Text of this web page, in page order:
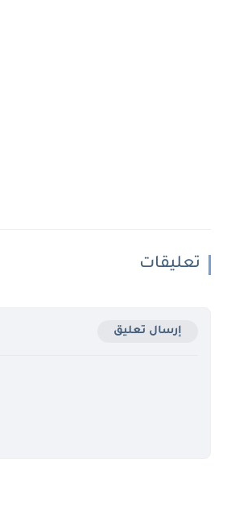
تعليقات
إرسال تعليق